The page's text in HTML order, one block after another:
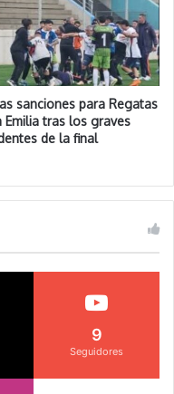
sanciones para Regatas
Emilia tras los graves
de la final
9
Seguidores